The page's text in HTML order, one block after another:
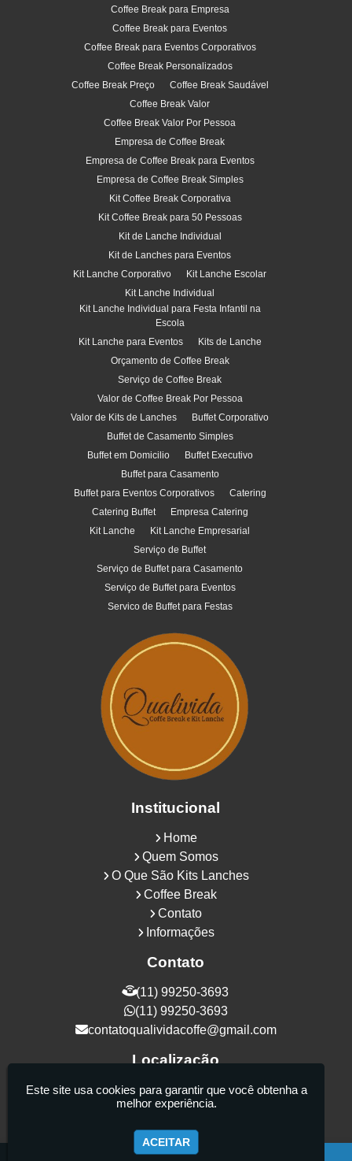
Coffee Break para Empresa
Coffee Break para Eventos
Coffee Break para Eventos Corporativos
Coffee Break Personalizados
Coffee Break Preço
Coffee Break Saudável
Coffee Break Valor
Coffee Break Valor Por Pessoa
Empresa de Coffee Break
Empresa de Coffee Break para Eventos
Empresa de Coffee Break Simples
Kit Coffee Break Corporativa
Kit Coffee Break para 50 Pessoas
Kit de Lanche Individual
Kit de Lanches para Eventos
Kit Lanche Corporativo
Kit Lanche Escolar
Kit Lanche Individual
Kit Lanche Individual para Festa Infantil na
Escola
Kit Lanche para Eventos
Kits de Lanche
Orçamento de Coffee Break
Serviço de Coffee Break
Valor de Coffee Break Por Pessoa
Valor de Kits de Lanches
Buffet Corporativo
Buffet de Casamento Simples
Buffet em Domicilio
Buffet Executivo
Buffet para Casamento
Buffet para Eventos Corporativos
Catering
Catering Buffet
Empresa Catering
Kit Lanche
Kit Lanche Empresarial
Serviço de Buffet
Serviço de Buffet para Casamento
Serviço de Buffet para Eventos
Servico de Buffet para Festas
Institucional
Home
Quem Somos
O Que São Kits Lanches
Coffee Break
Contato
Informações
Contato
(11) 99250-3693
(11) 99250-3693
contatoqualividacoffe@gmail.com
Localização
Rua Samurais, 27 - Vila Maria Alta - São
Paulo / SP - CEP: 02130-080
Este site usa cookies para garantir que você obtenha a
melhor experiência.
ACEITAR